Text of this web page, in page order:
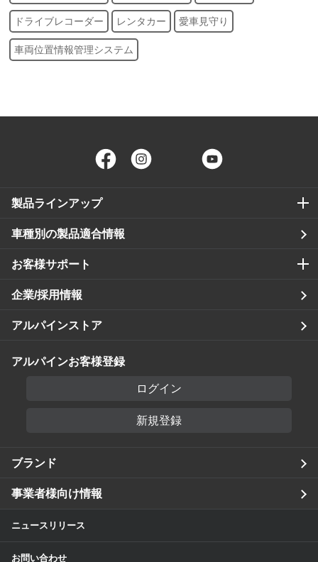
ドライブレコーダー レンタカー 愛車見守り
車両位置情報管理システム
Facebook Twitter
製品ラインアップ
車種別の製品適合情報
お客様サポート
企業/採用情報
アルパインストア
アルパインお客様登録
ログイン
新規登録
ブランド
事業者様向け情報
ニュースリリース
お問い合わせ